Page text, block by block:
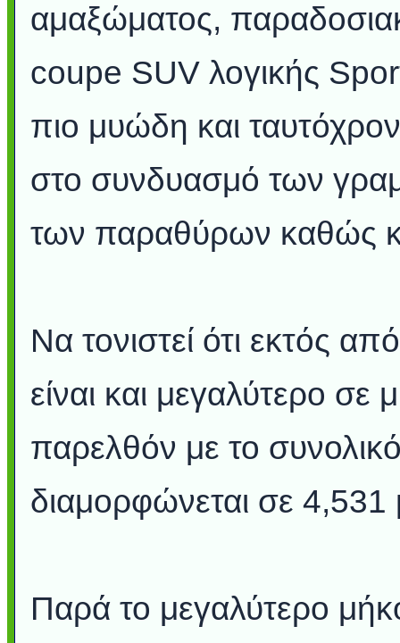
αμαξώματος,
coupe SUV λογικής
πιο μυώδη και
στο συνδυασμό των
των παραθύρων καθώς
Να τονιστεί ότι εκτός
είναι και μεγαλύτερο σε
παρελθόν με το
διαμορφώνεται σε 4,531
Παρά το μεγαλύτερο